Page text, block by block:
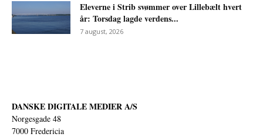
Eleverne i Strib svømmer over Lillebælt hvert
år: Torsdag lagde verdens...
7 august, 2026
DANSKE DIGITALE MEDIER A/S
Norgesgade 48
7000 Fredericia